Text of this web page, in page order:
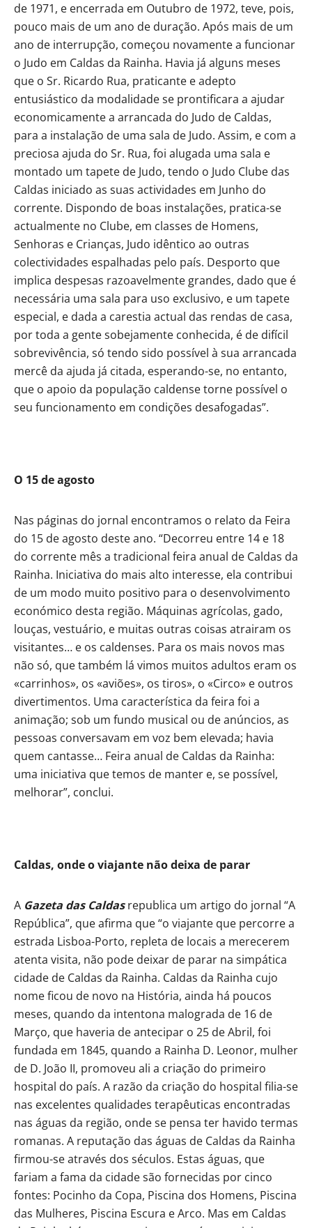
de 1971, e encerrada em Outubro de 1972, teve, pois,
pouco mais de um ano de duração. Após mais de um
ano de interrupção, começou novamente a funcionar
o Judo em Caldas da Rainha. Havia já alguns meses
que o Sr. Ricardo Rua, praticante e adepto
entusiástico da modalidade se prontificara a ajudar
economicamente a arrancada do Judo de Caldas,
para a instalação de uma sala de Judo. Assim, e com a
preciosa ajuda do Sr. Rua, foi alugada uma sala e
montado um tapete de Judo, tendo o Judo Clube das
Caldas iniciado as suas actividades em Junho do
corrente. Dispondo de boas instalações, pratica-se
actualmente no Clube, em classes de Homens,
Senhoras e Crianças, Judo idêntico ao outras
colectividades espalhadas pelo país. Desporto que
implica despesas razoavelmente grandes, dado que é
necessária uma sala para uso exclusivo, e um tapete
especial, e dada a carestia actual das rendas de casa,
por toda a gente sobejamente conhecida, é de difícil
sobrevivência, só tendo sido possível à sua arrancada
mercê da ajuda já citada, esperando-se, no entanto,
que o apoio da população caldense torne possível o
seu funcionamento em condições desafogadas”.
O 15 de agosto
Nas páginas do jornal encontramos o relato da Feira
do 15 de agosto deste ano. “Decorreu entre 14 e 18
do corrente mês a tradicional feira anual de Caldas da
Rainha. Iniciativa do mais alto interesse, ela contribui
de um modo muito positivo para o desenvolvimento
económico desta região. Máquinas agrícolas, gado,
louças, vestuário, e muitas outras coisas atrairam os
visitantes… e os caldenses. Para os mais novos mas
não só, que também lá vimos muitos adultos eram os
«carrinhos», os «aviões», os tiros», o «Circo» e outros
divertimentos. Uma característica da feira foi a
animação; sob um fundo musical ou de anúncios, as
pessoas conversavam em voz bem elevada; havia
quem cantasse… Feira anual de Caldas da Rainha:
uma iniciativa que temos de manter e, se possível,
melhorar”, conclui.
Caldas, onde o viajante não deixa de parar
A Gazeta das Caldas republica um artigo do jornal “A
República”, que afirma que “o viajante que percorre a
estrada Lisboa-Porto, repleta de locais a merecerem
atenta visita, não pode deixar de parar na simpática
cidade de Caldas da Rainha. Caldas da Rainha cujo
nome ficou de novo na História, ainda há poucos
meses, quando da intentona malograda de 16 de
Março, que haveria de antecipar o 25 de Abril, foi
fundada em 1845, quando a Rainha D. Leonor, mulher
de D. João II, promoveu ali a criação do primeiro
hospital do país. A razão da criação do hospital filia-se
nas excelentes qualidades terapêuticas encontradas
nas águas da região, onde se pensa ter havido termas
romanas. A reputação das águas de Caldas da Rainha
firmou-se através dos séculos. Estas águas, que
fariam a fama da cidade são fornecidas por cinco
fontes: Pocinho da Copa, Piscina dos Homens, Piscina
das Mulheres, Piscina Escura e Arco. Mas em Caldas